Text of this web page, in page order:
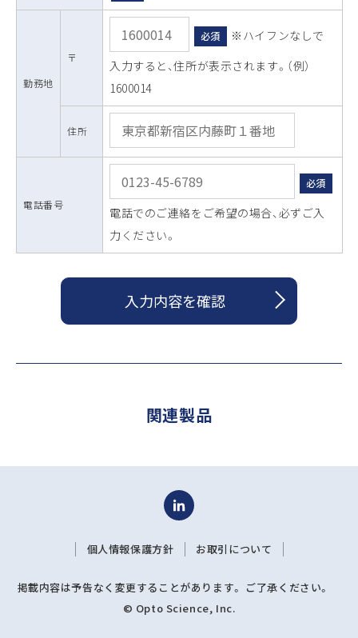
勤務地
〒
必須
※ハイフンなしで
入力すると、住所が表示されます。（例）
1600014
住所
電話番号
必須
電話でのご連絡をご希望の場合、必ずご入
力ください。
入力内容を確認
関連製品
個人情報保護方針 お取引について
掲載内容は予告なく変更することがあります。 ご了承ください。
© Opto Science, Inc.